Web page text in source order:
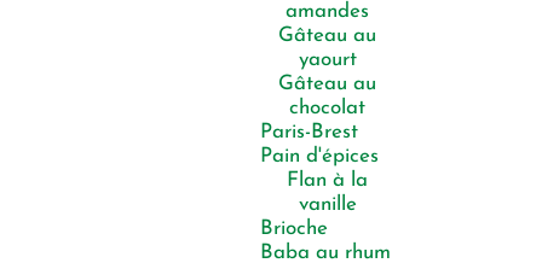
amandes
Gâteau au
yaourt
Gâteau au
chocolat
Paris-Brest
Pain d'épices
Flan à la
vanille
Brioche
Baba au rhum